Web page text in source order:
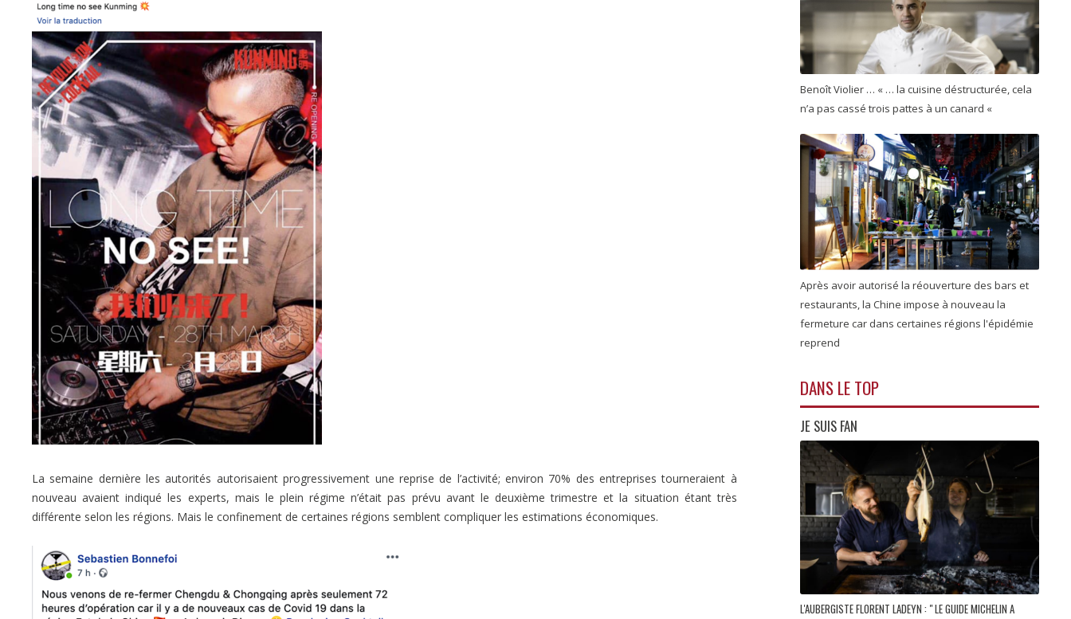
La semaine dernière les autorités autorisaient progressivement une reprise de l’activité; environ 70% des entreprises tourneraient à
nouveau avaient indiqué les experts, mais le plein régime n’était pas prévu avant le deuxième trimestre et la situation étant très
différente selon les régions. Mais le confinement de certaines régions semblent compliquer les estimations économiques.
Benoît Violier … « … la cuisine déstructurée, cela
n’a pas cassé trois pattes à un canard «
Après avoir autorisé la réouverture des bars et
restaurants, la Chine impose à nouveau la
fermeture car dans certaines régions l'épidémie
reprend
DANS LE TOP
JE SUIS FAN
L'AUBERGISTE FLORENT LADEYN : " LE GUIDE MICHELIN A